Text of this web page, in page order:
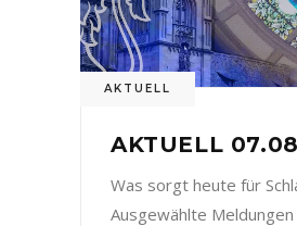
AKTUELL
AKTUELL
Was sorgt heute für
Ausgewählte Meldungen